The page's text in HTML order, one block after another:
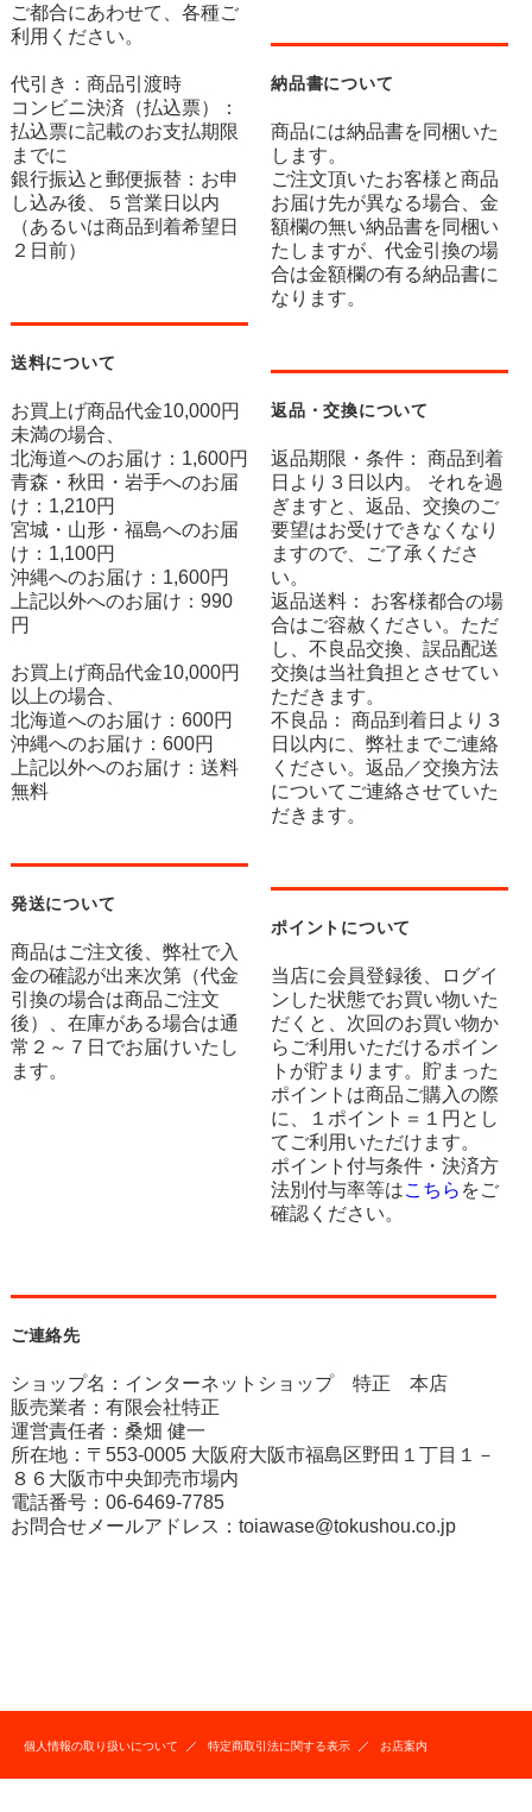
ご都合にあわせて、各種ご
利用ください。
代引き：商品引渡時
コンビニ決済（払込票）：
払込票に記載のお支払期限
までに
銀行振込と郵便振替：お申
し込み後、５営業日以内
（あるいは商品到着希望日
２日前）
送料について
お買上げ商品代金10,000円
未満の場合、
北海道へのお届け：1,600円
青森・秋田・岩手へのお届
け：1,210円
宮城・山形・福島へのお届
け：1,100円
沖縄へのお届け：1,600円
上記以外へのお届け：990
円
お買上げ商品代金10,000円
以上の場合、
北海道へのお届け：600円
沖縄へのお届け：600円
上記以外へのお届け：送料
無料
発送について
商品はご注文後、弊社で入
金の確認が出来次第（代金
引換の場合は商品ご注文
後）、在庫がある場合は通
常２～７日でお届けいたし
ます。
納品書について
商品には納品書を同梱いた
します。
ご注文頂いたお客様と商品
お届け先が異なる場合、金
額欄の無い納品書を同梱い
たしますが、代金引換の場
合は金額欄の有る納品書に
なります。
返品・交換について
返品期限・条件： 商品到着
日より３日以内。 それを過
ぎますと、返品、交換のご
要望はお受けできなくなり
ますので、ご了承くださ
い。
返品送料： お客様都合の場
合はご容赦ください。ただ
し、不良品交換、誤品配送
交換は当社負担とさせてい
ただきます。
不良品： 商品到着日より３
日以内に、弊社までご連絡
ください。返品／交換方法
についてご連絡させていた
だきます。
ポイントについて
当店に会員登録後、ログイ
ンした状態でお買い物いた
だくと、次回のお買い物か
らご利用いただけるポイン
トが貯まります。貯まった
ポイントは商品ご購入の際
に、１ポイント＝１円とし
てご利用いただけます。
ポイント付与条件・決済方
法別付与率等はこちら をご
確認ください。
ご連絡先
ショップ名：インターネットショップ 特正 本店
販売業者：有限会社特正
運営責任者：桑畑 健一
所在地：〒553-0005 大阪府大阪市福島区野田１丁目１－
８６大阪市中央卸売市場内
電話番号：06-6469-7785
お問合せメールアドレス： toiawase@tokushou.co.jp
個人情報の取り扱いについて 特定商取引法に関する表示 お店案内